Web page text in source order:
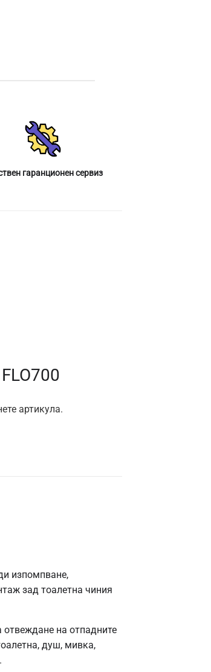
гаранционен сервиз
артикула.
изпомпване,
зад тоалетна чиния
на отпадните
душ, мивка,